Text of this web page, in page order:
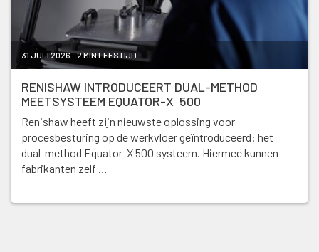
31 JULI 2026 - 2 MIN LEESTIJD
RENISHAW INTRODUCEERT DUAL-METHOD
MEETSYSTEEM EQUATOR-X 500
Renishaw heeft zijn nieuwste oplossing voor
procesbesturing op de werkvloer geïntroduceerd: het
dual-method Equator-X 500 systeem. Hiermee kunnen
fabrikanten zelf …